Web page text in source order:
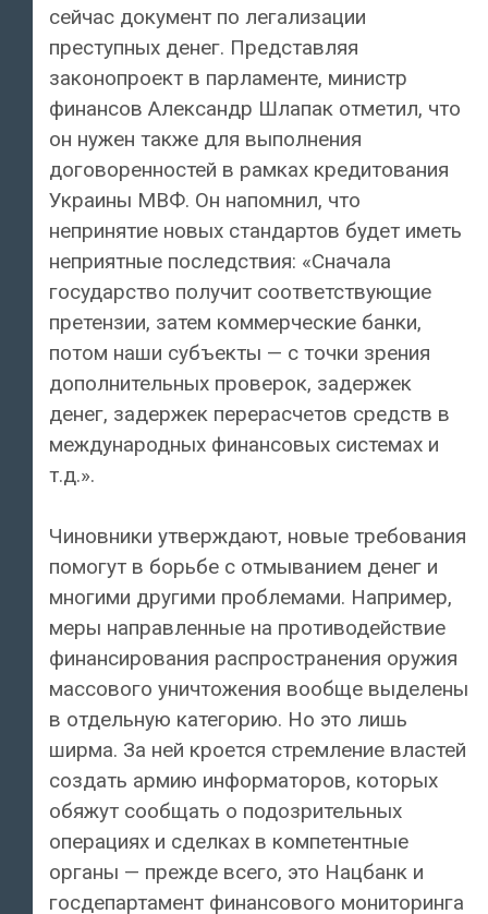
сейчас документ по легализации
преступных денег. Представляя
законопроект в парламенте, министр
финансов Александр Шлапак отметил, что
он нужен также для выполнения
договоренностей в рамках кредитования
Украины МВФ. Он напомнил, что
непринятие новых стандартов будет иметь
неприятные последствия: «Сначала
государство получит соответствующие
претензии, затем коммерческие банки,
потом наши субъекты — с точки зрения
дополнительных проверок, задержек
денег, задержек перерасчетов средств в
международных финансовых системах и
т.д.».
Чиновники утверждают, новые требования
помогут в борьбе с отмыванием денег и
многими другими проблемами. Например,
меры направленные на противодействие
финансирования распространения оружия
массового уничтожения вообще выделены
в отдельную категорию. Но это лишь
ширма. За ней кроется стремление властей
создать армию информаторов, которых
обяжут сообщать о подозрительных
операциях и сделках в компетентные
органы — прежде всего, это Нацбанк и
госдепартамент финансового мониторинга